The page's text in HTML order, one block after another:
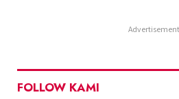
Advertisement
FOLLOW KAMI